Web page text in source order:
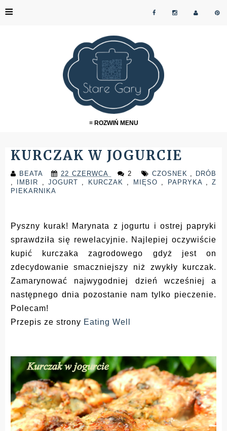
≡
≡ ROZWIŃ MENU
KURCZAK W JOGURCIE
BEATA 22 CZERWCA 2 CZOSNEK ,
DRÓB
,
IMBIR , JOGURT , KURCZAK , MIĘSO , PAPRYKA ,Z
PIEKARNIKA
Pyszny kurak! Marynata z jogurtu i ostrej papryki
sprawdziła się rewelacyjnie. Najlepiej oczywiście
kupić kurczaka zagrodowego gdyż jest on
zdecydowanie smaczniejszy niż zwykły kurczak.
Zamarynować najwygodniej dzień wcześniej a
następnego dnia pozostanie nam tylko pieczenie.
Polecam!
Przepis ze strony Eating Well